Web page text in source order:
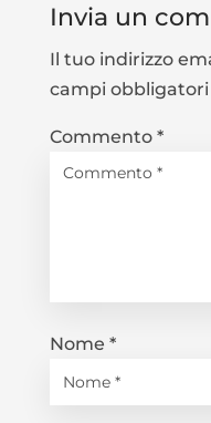
Invia un
Il tuo indirizzo
campi
Commento *
Nome *